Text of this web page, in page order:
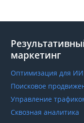
маркетинг
Оптимизация для ИИ
Поисковое
Управление
Сквозная аналитика